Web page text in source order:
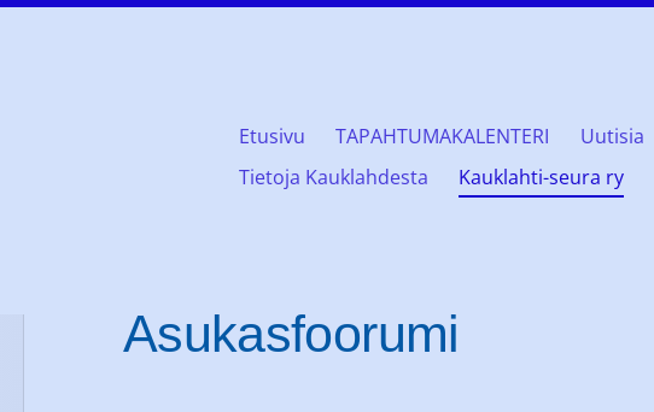
ry Köklaxgillet rf
Etusivu TAPAHTUMAKALENTERI Uutisia
Tietoja Kauklahdesta
Kauklahti-seura ry
Asukasfoorumi